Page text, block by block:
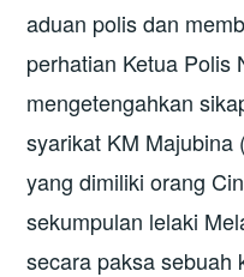
aduan polis dan
perhatian Ketua Polis
mengetengahkan
syarikat KM Majubina
yang dimiliki orang
sekumpulan lelaki
secara paksa sebuah